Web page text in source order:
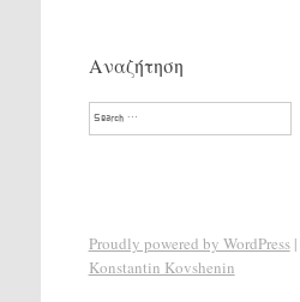
Αναζήτηση
Search
Proudly powered by WordPress|
Konstantin Kovshenin